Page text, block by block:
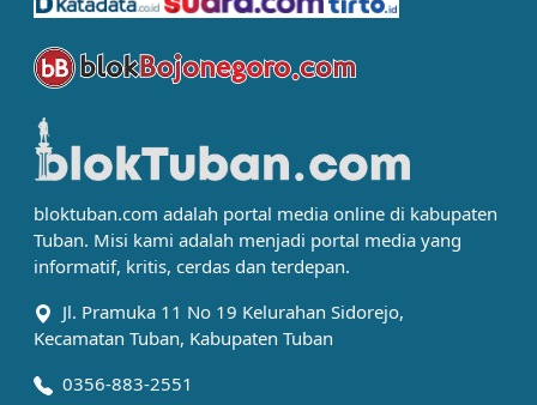
bloktuban.com adalah portal media online di kabupaten
Tuban. Misi kami adalah menjadi portal media yang
informatif, kritis, cerdas dan terdepan.
Jl. Pramuka 11 No 19 Kelurahan Sidorejo,
Kecamatan Tuban, Kabupaten Tuban
0356-883-2551